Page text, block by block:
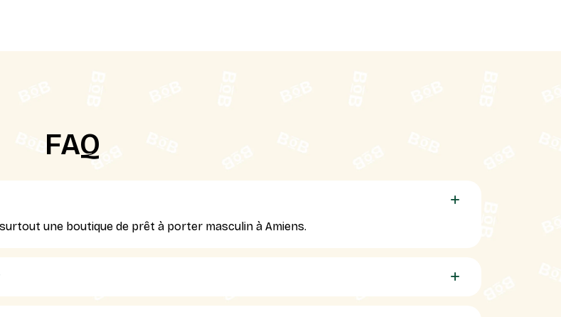
FAQ
une boutique de prêt à porter masculin à Amiens.